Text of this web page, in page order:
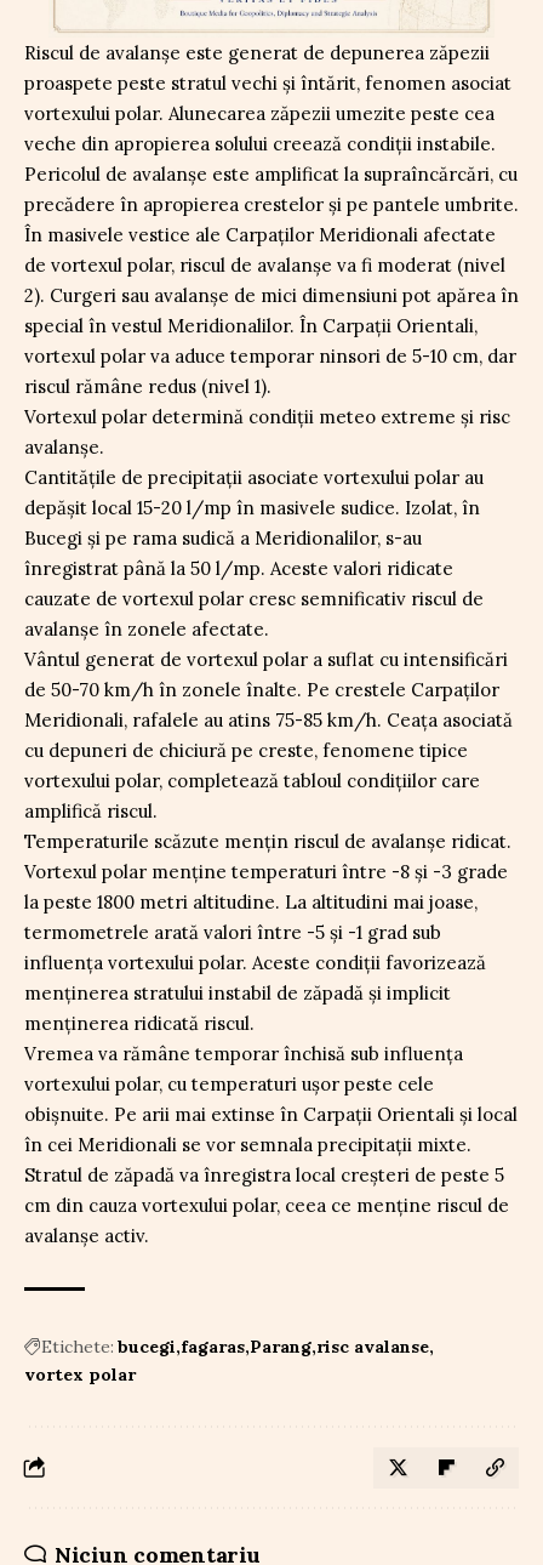
Riscul de avalanșe este generat de depunerea zăpezii
proaspete peste stratul vechi și întărit, fenomen asociat
vortexului polar. Alunecarea zăpezii umezite peste cea
veche din apropierea solului creează condiții instabile.
Pericolul de avalanșe este amplificat la supraîncărcări, cu
precădere în apropierea crestelor și pe pantele umbrite.
În masivele vestice ale Carpaților Meridionali afectate
de vortexul polar, riscul de avalanșe va fi moderat (nivel
2). Curgeri sau avalanșe de mici dimensiuni pot apărea în
special în vestul Meridionalilor. În Carpații Orientali,
vortexul polar va aduce temporar ninsori de 5-10 cm, dar
riscul rămâne redus (nivel 1).
Vortexul polar determină condiții meteo extreme și risc
avalanșe.
Cantitățile de precipitații asociate vortexului polar au
depășit local 15-20 l/mp în masivele sudice. Izolat, în
Bucegi și pe rama sudică a Meridionalilor, s-au
înregistrat până la 50 l/mp. Aceste valori ridicate
cauzate de vortexul polar cresc semnificativ riscul de
avalanșe în zonele afectate.
Vântul generat de vortexul polar a suflat cu intensificări
de 50-70 km/h în zonele înalte. Pe crestele Carpaților
Meridionali, rafalele au atins 75-85 km/h. Ceața asociată
cu depuneri de chiciură pe creste, fenomene tipice
vortexului polar, completează tabloul condițiilor care
amplifică riscul.
Temperaturile scăzute mențin riscul de avalanșe ridicat.
Vortexul polar menține temperaturi între -8 și -3 grade
la peste 1800 metri altitudine. La altitudini mai joase,
termometrele arată valori între -5 și -1 grad sub
influența vortexului polar. Aceste condiții favorizează
menținerea stratului instabil de zăpadă și implicit
menținerea ridicată riscul.
Vremea va rămâne temporar închisă sub influența
vortexului polar, cu temperaturi ușor peste cele
obișnuite. Pe arii mai extinse în Carpații Orientali și local
în cei Meridionali se vor semnala precipitații mixte.
Stratul de zăpadă va înregistra local creșteri de peste 5
cm din cauza vortexului polar, ceea ce menține riscul de
avalanșe activ.
Etichete: bucegi fagaras Parang risc avalanse
vortex polar
Niciun comentariu